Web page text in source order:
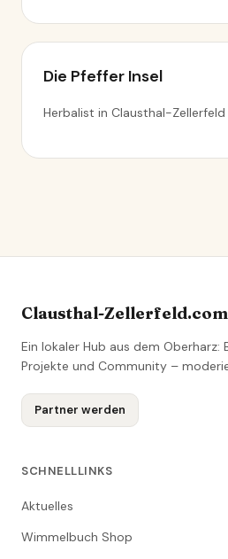
Die Pfeffer Insel
Herbalist in Clausthal-Zellerfeld
Clausthal-Zellerfeld.com
Ein lokaler Hub aus dem Oberharz:
Projekte und Community –
Partner werden
SCHNELLLINKS
Aktuelles
Wimmelbuch Shop